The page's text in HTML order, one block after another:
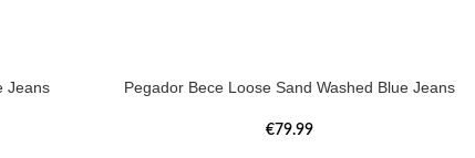
Jeans Pegador Bece Loose Sand Washed Blue Jeans
€79.99